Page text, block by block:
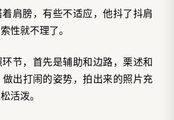
肩膀，有些不适应，他抖了抖肩
性就不理了。
节，首先是辅助和边路，栗述和
出打闹的姿势，拍出来的照片充
活泼。